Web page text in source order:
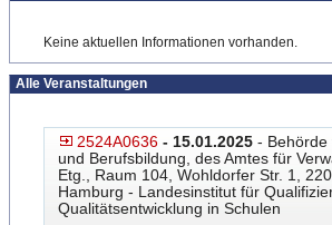
Keine aktuellen Informationen vorhanden.
Alle Veranstaltungen
2524A0636 - 15.01.2025 - Behörde
und Berufsbildung, des Amtes für
Etg., Raum 104, Wohldorfer Str. 1,
Hamburg - Landesinstitut für
Qualitätsentwicklung in Schulen